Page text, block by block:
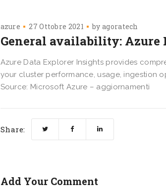
azure 27 Ottobre 2021 byagoratech
General availability: Azure
Azure Data Explorer Insights provides
your cluster performance, usage, ingestion
Source: Microsoft Azure – aggiornamenti
Share:
Add Your Comment